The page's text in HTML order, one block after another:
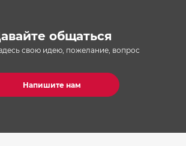
общаться
свою идею, пожелание, вопрос
Напишите нам